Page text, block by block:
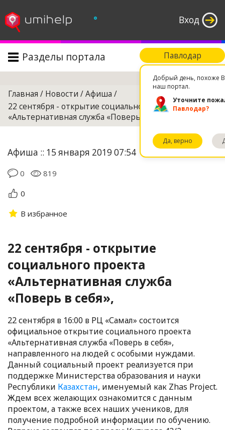
Вход
°
Павлодар
Добрый день, похоже
наш портал.
Уточните
Павлодар?
Да, верно
Разделы портала Поиск
Главная / Новости /Афиша /
22 сентября - открытие социального проекта
«Альтернативная служба «Поверь в себя»,
Афиша :: 15 января 2019 07:54
0
819
0
В избранное
22 сентября - открытие
социального проекта
«Альтернативная служба
«Поверь в себя»,
22 сентября в 16:00 в РЦ «Самал» состоится
официальное открытие социального проекта
«Альтернативная служба «Поверь в себя»,
направленного на людей с особыми нуждами.
Данный социальный проект реализуется при
поддержке Министерства образования и науки
Республики Казахстан, именуемый как Zhas Projеct.
Ждем всех желающих ознакомится с данным
проектом, а также всех наших учеников, для
получение подробной информации по обучению.